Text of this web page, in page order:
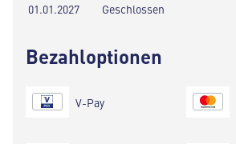
01.01.2027
Geschlossen
Bezahloptionen
V-Pay